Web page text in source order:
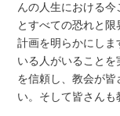
んの人生における
とすべての恐れと
計画を明らかにし
いる人がいること
を信頼し、教会が
い。そして皆さんも